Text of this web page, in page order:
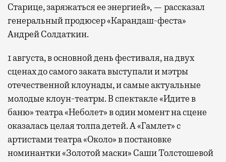
Старице, заряжаться ее энергией», — рассказал
генеральный продюсер «Карандаш-феста»
Андрей Солдаткин.
1 августа, в основной день фестиваля, на двух
сценах до самого заката выступали и мэтры
отечественной клоунады, и самые актуальные
молодые клоун-театры. В спектакле «Идите в
баню» театра «Неболет» в один момент на сцене
оказалась целая толпа детей. А «Гамлет» с
артистами театра «Около» в постановке
номинантки «Золотой маски» Саши Толстошевой